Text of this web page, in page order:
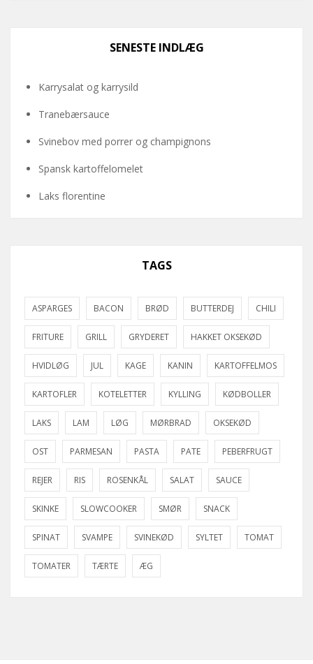
SENESTE INDLÆG
Karrysalat og karrysild
Tranebærsauce
Svinebov med porrer og champignons
Spansk kartoffelomelet
Laks florentine
TAGS
ASPARGES BACON BRØD BUTTERDEJ CHILI
FRITURE GRILL GRYDERET HAKKET OKSEKØD
HVIDLØG JUL KAGE KANIN KARTOFFELMOS
KARTOFLER KOTELETTER KYLLING KØDBOLLER
LAKS LAM LØG MØRBRAD OKSEKØD
OST PARMESAN PASTA PATE PEBERFRUGT
REJER RIS ROSENKÅL SALAT SAUCE
SKINKE SLOWCOOKER SMØR SNACK
SPINAT SVAMPE SVINEKØD SYLTET TOMAT
TOMATER TÆRTE ÆG